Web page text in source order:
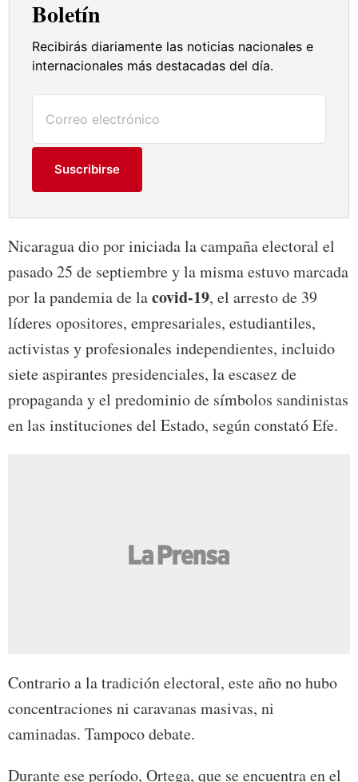
Boletín
Recibirás diariamente las noticias nacionales e
internacionales más destacadas del día.
Suscribirse
Nicaragua dio por iniciada la campaña electoral el
pasado 25 de septiembre y la misma estuvo marcada
por la pandemia de lacovid-19, el arresto de 39
líderes opositores, empresariales, estudiantiles,
activistas y profesionales independientes, incluido
siete aspirantes presidenciales, la escasez de
propaganda y el predominio de símbolos sandinistas
en las instituciones del Estado, según constató Efe.
Contrario a la tradición electoral, este año no hubo
concentraciones ni caravanas masivas, ni
caminadas. Tampoco debate.
Durante ese período, Ortega, que se encuentra en el